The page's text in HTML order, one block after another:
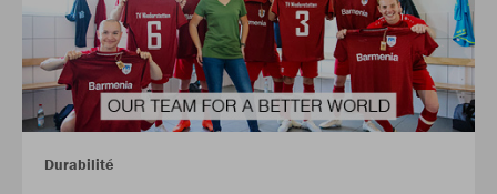
Durabilité